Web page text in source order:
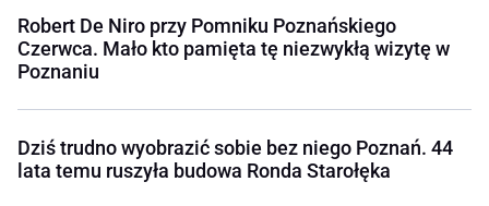
Robert De Niro przy Pomniku Poznańskiego
Czerwca. Mało kto pamięta tę niezwykłą wizytę w
Poznaniu
Dziś trudno wyobrazić sobie bez niego Poznań. 44
lata temu ruszyła budowa Ronda Starołęka